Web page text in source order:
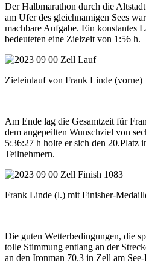
Der Halbmarathon durch die
am Ufer des gleichnamigen Sees
machbare Aufgabe. Ein konstantes
bedeuteten eine Zielzeit von 1:56 h.
Zieleinlauf von Frank Linde (vorne)
Am Ende lag die Gesamtzeit für
dem angepeilten Wunschziel von
5:36:27 h holte er sich den 20.Platz
Teilnehmern.
Frank Linde (l.) mit Finisher-
Die guten Wetterbedingungen, die
tolle Stimmung entlang an der
an den Ironman 70.3 in Zell am